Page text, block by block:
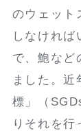
のウェット
しなければ
で、鮑など
ました。近
標」（
りそれを行